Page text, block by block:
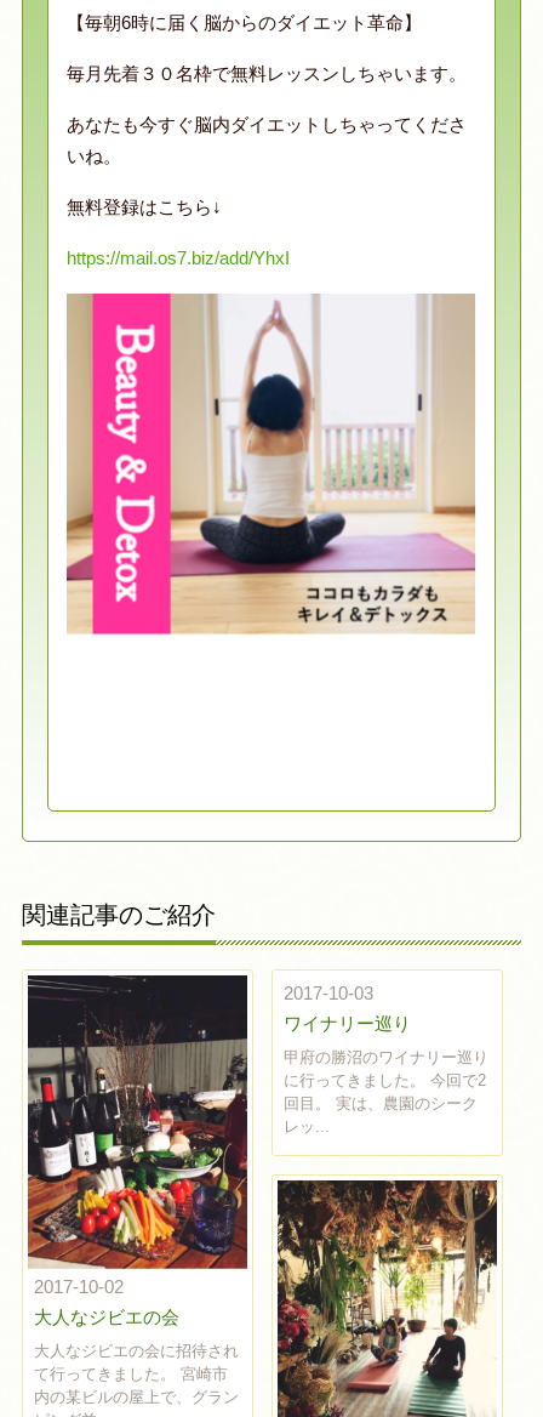
【毎朝6時に届く脳からのダイエット革命】
毎月先着３０名枠で無料レッスンしちゃいます。
あなたも今すぐ脳内ダイエットしちゃってくださ
いね。
無料登録はこちら↓
https://mail.os7.biz/add/YhxI
関連記事のご紹介
2017-10-02
大人なジビエの会
大人なジビエの会に招待され
て行ってきました。 宮崎市
内の某ビルの屋上で、グラン
2017-10-03
ワイナリー巡り
甲府の勝沼のワイナリー巡り
に行ってきました。 今回で2
回目。 実は、農園のシーク
レッ...